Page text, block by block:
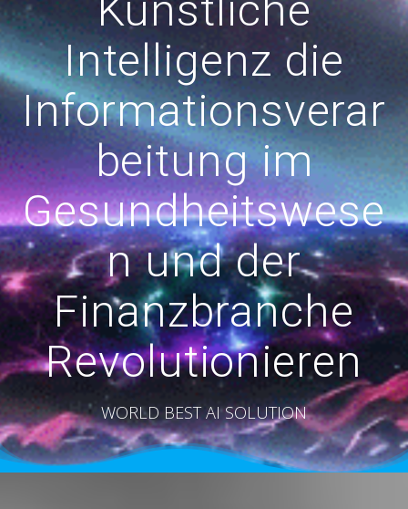
Intelligenz die
Informationsverar
beitung im
Gesundheitswese
n und der
Finanzbranche
Revolutionieren
WORLD BEST AI SOLUTION